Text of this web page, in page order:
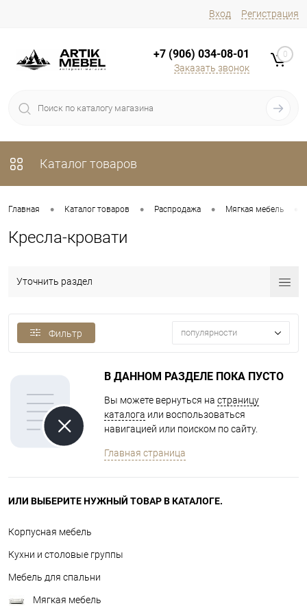
Вход Регистрация
+7 (906) 034-08-01
Заказать звонок
0
Каталог товаров
Главная • Каталог товаров • Распродажа • Мягкая мебель
Кресла-кровати
Уточнить раздел
Фильтр популярности
В ДАННОМ РАЗДЕЛЕ ПОКА ПУСТО
Вы можете вернуться на страницу
каталога или воспользоваться
навигацией или поиском по сайту.
Главная страница
ИЛИ ВЫБЕРИТЕ НУЖНЫЙ ТОВАР В КАТАЛОГЕ.
Корпусная мебель
Кухни и столовые группы
Мебель для спальни
Мягкая мебель